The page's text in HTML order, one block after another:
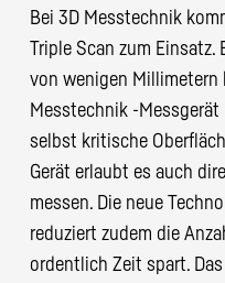
Bei 3D Messtechnik
Triple Scan zum
von wenigen Millimetern
Messtechnik -
selbst kritische
Gerät erlaubt es auch
messen. Die neue
reduziert zudem die
ordentlich Zeit spart.